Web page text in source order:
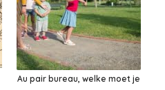
Au pair bureau, welke moet je